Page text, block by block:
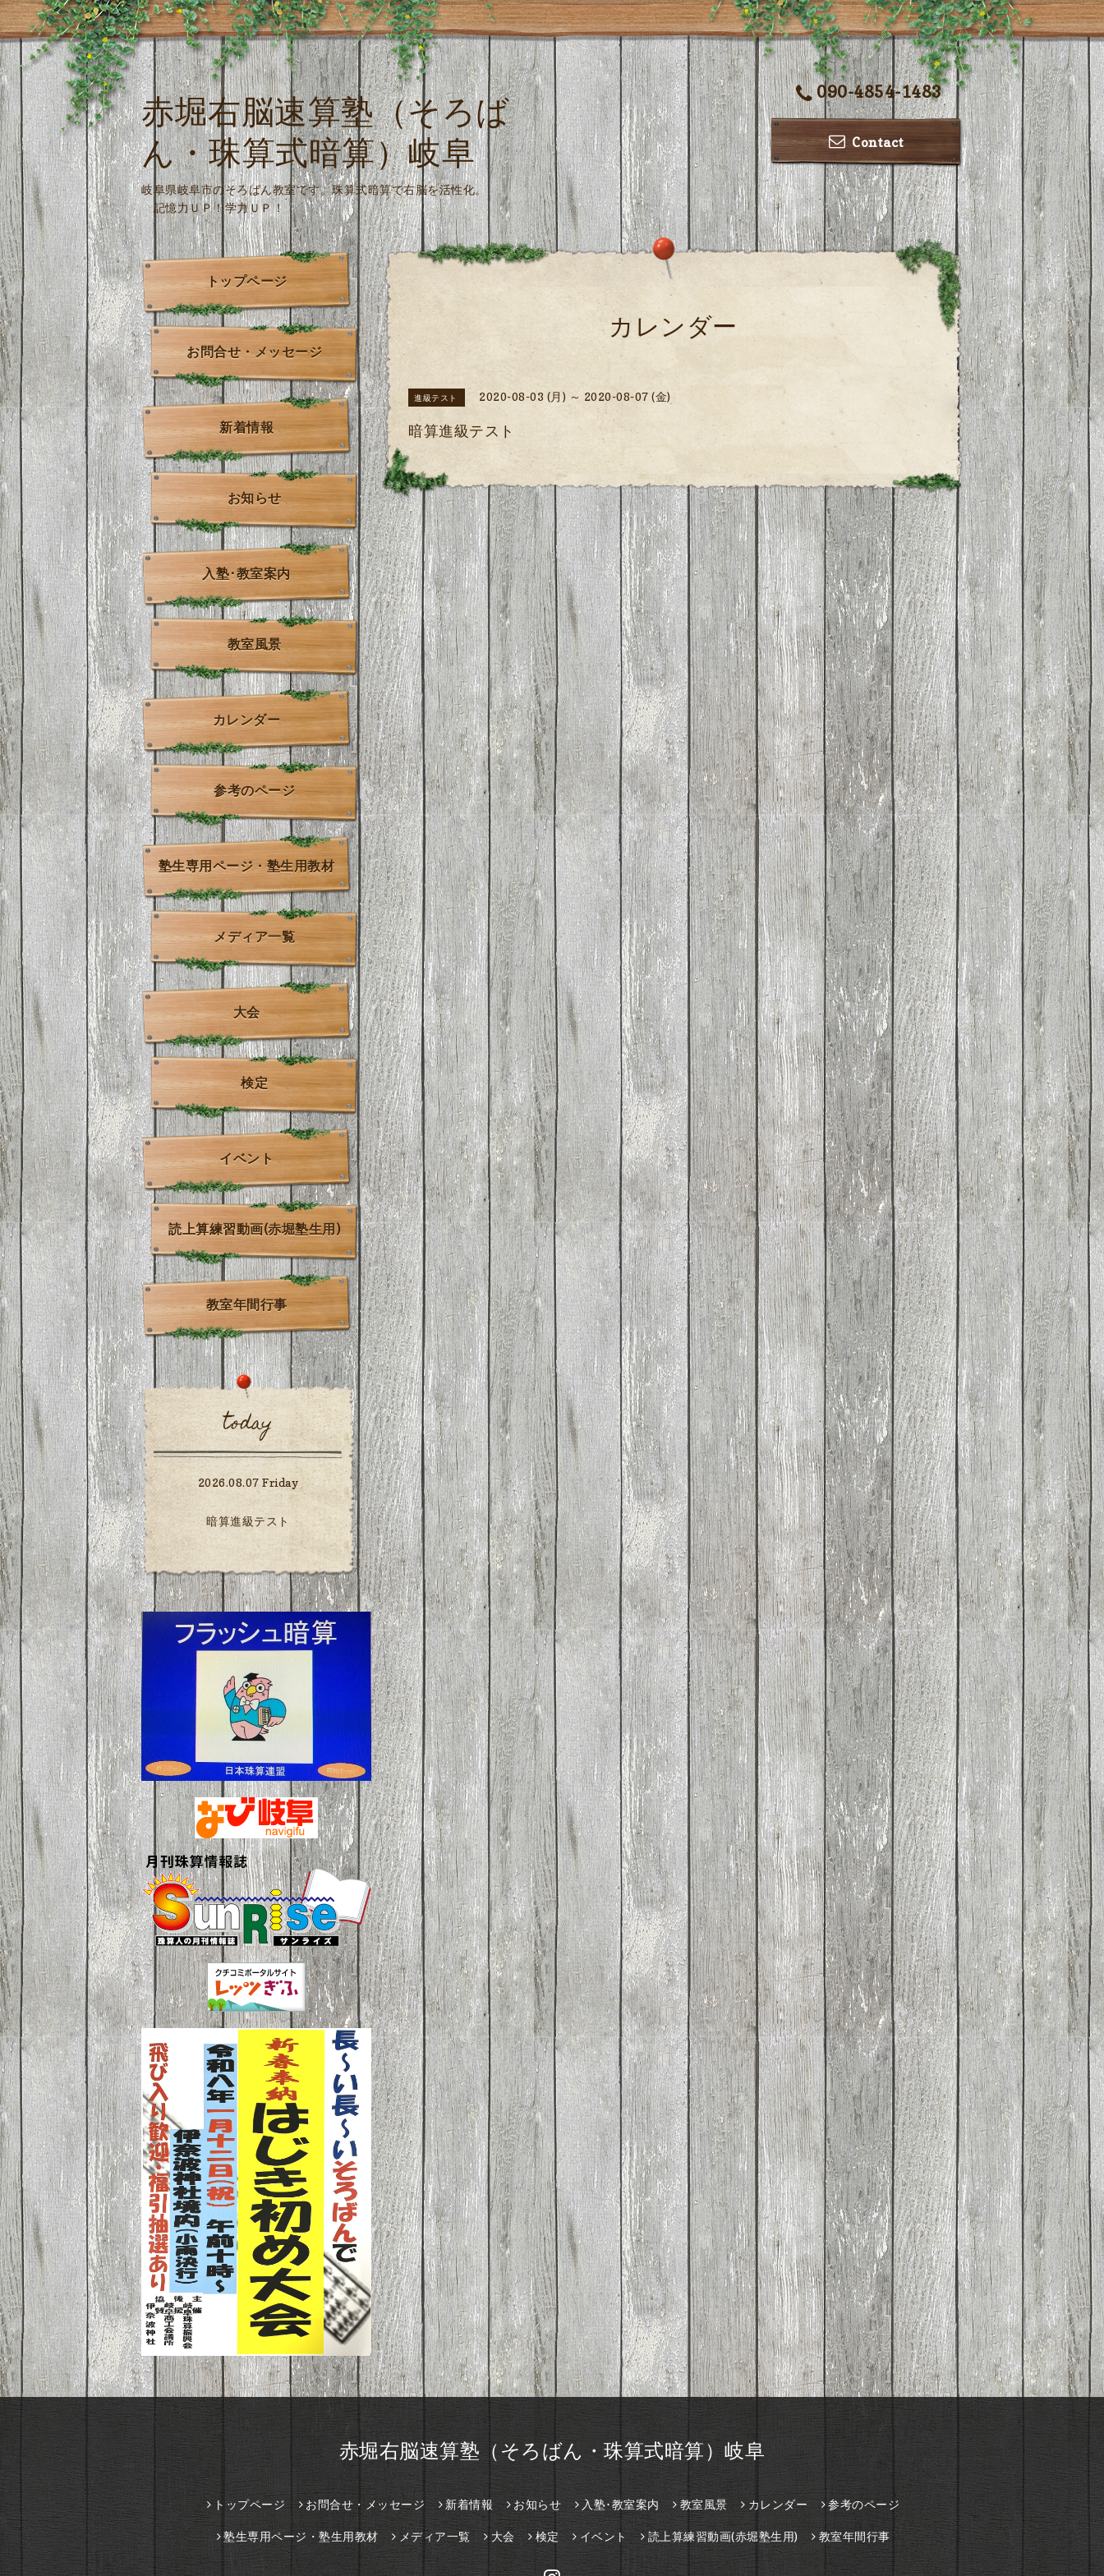
090-4854-1483
Contact
赤堀右脳速算塾（そろば
ん・珠算式暗算）岐阜
岐阜県岐阜市のそろばん教室です。珠算式暗算で右脳を活性化。
記憶力ＵＰ！学力ＵＰ！
カレンダー
進級テスト 2020-08-03 (月) ～ 2020-08-07 (金)
暗算進級テスト
トップページ
お問合せ・メッセージ
新着情報
お知らせ
入塾･教室案内
教室風景
カレンダー
参考のページ
塾生専用ページ・塾生用教材
メディア一覧
大会
検定
イベント
読上算練習動画(赤堀塾生用)
教室年間行事
today
2026.08.07 Friday
暗算進級テスト
赤堀右脳速算塾（そろばん・珠算式暗算）岐阜
トップページ お問合せ・メッセージ 新着情報 お知らせ 入塾･教室案内 教室風景 カレンダー 参考のページ
塾生専用ページ・塾生用教材 メディア一覧 大会 検定 イベント 読上算練習動画(赤堀塾生用) 教室年間行事